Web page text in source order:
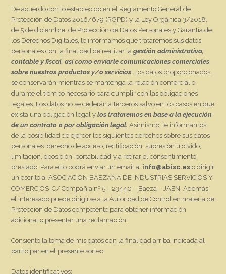
De acuerdo con lo establecido en el Reglamento General de
Protección de Datos 2016/679 (RGPD) y la Ley Orgánica 3/2018,
de 5 de diciembre, de Protección de Datos Personales y Garantía de
los Derechos Digitales, le informamos que trataremos sus datos
personales con la finalidad de realizar lagestión administrativa,
contable y fiscal,así como enviarle comunicaciones comerciales
sobre nuestros productos y/o servicios. Los datos proporcionados
se conservarán mientras se mantenga la relación comercial o
durante el tiempo necesario para cumplir con las obligaciones
legales. Los datos no se cederán a terceros salvo en los casos en que
exista una obligación legal ylos trataremos en base a la ejecución
de un contrato o por obligación legal. Asimismo, le informamos
de la posibilidad de ejercer los siguientes derechos sobre sus datos
personales: derecho de acceso, rectificación, supresión u olvido,
limitación, oposición, portabilidad y a retirar el consentimiento
prestado. Para ello podrá enviar un email a: info@abisc.es o dirigir
un escrito a ASOCIACION BAEZANA DE INDUSTRIAS,SERVICIOS Y
COMERCIOS C/ Compañía nº 5 – 23440 – Baeza – JAEN. Además,
el interesado puede dirigirse a la Autoridad de Control en materia de
Protección de Datos competente para obtener información
adicional o presentar una reclamación.
Consiento la toma de mis datos con la finalidad arriba indicada al
participar en el presente sorteo.
Datos identificativos: